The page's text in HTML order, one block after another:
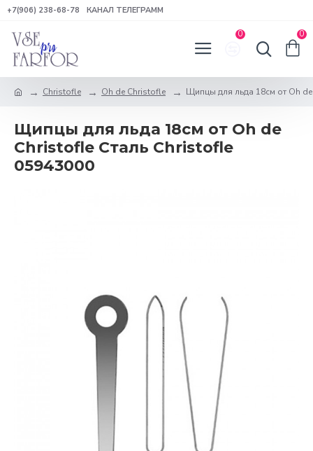
+7(906) 238-68-78 КАНАЛ ТЕЛЕГРАММ
0 0
Christofle Oh de Christofle Щипцы для льда 18см от Oh
Щипцы для льда 18см от Oh de
Christofle Сталь Christofle
05943000